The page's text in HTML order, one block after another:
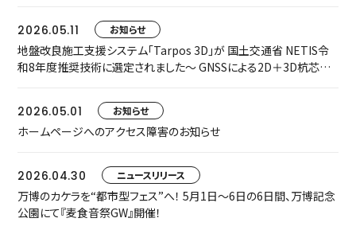
2026.05.11 お知らせ
地盤改良施工支援システム「Tarpos 3D」が 国土交通省 NETIS令
和8年度推奨技術に選定されました～ GNSSによる2D＋3D杭芯誘
2026.05.01
お知らせ
ホームページへのアクセス障害のお知らせ
2026.04.30 ニュースリリース
万博のカケラを“都市型フェス”へ！ 5月1日〜6日の6日間、万博記念
公園にて『麦食音祭GW』開催！